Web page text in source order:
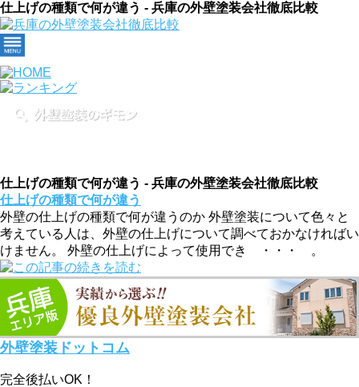
仕上げの種類で何が違う - 兵庫の外壁塗装会社徹底比較
仕上げの種類で何が違う - 兵庫の外壁塗装会社徹底比較
仕上げの種類で何が違う
外壁の仕上げの種類で何が違うのか 外壁塗装について色々と
考えている人は、外壁の仕上げについて調べておかなければい
けません。 外壁の仕上げによって使用でき ・・・ 。
外壁塗装ドットコム
完全後払いOK！